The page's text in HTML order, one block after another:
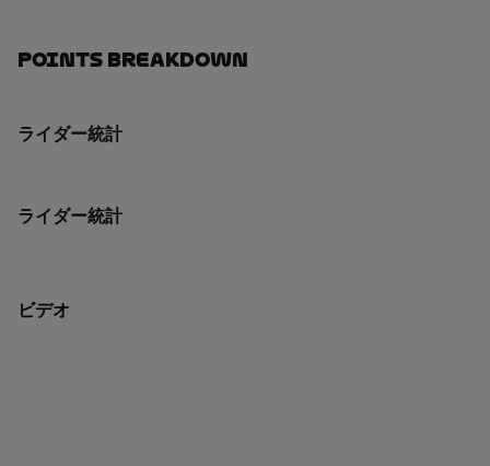
Points Breakdown
ライダー統計
ライダー統計
ビデオ